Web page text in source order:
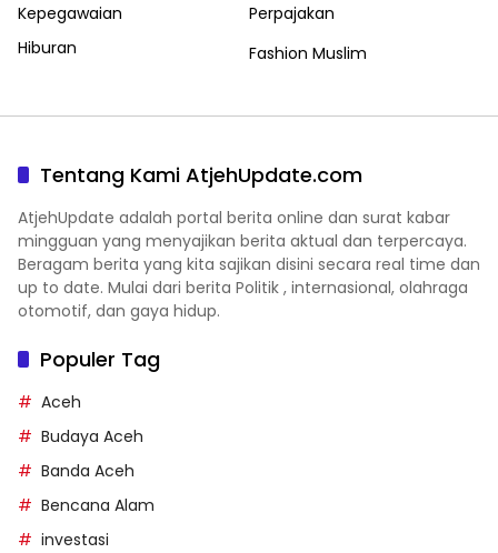
Kepegawaian
Perpajakan
Hiburan
Fashion Muslim
Tentang Kami AtjehUpdate.com
AtjehUpdate adalah portal berita online dan surat kabar
mingguan yang menyajikan berita aktual dan terpercaya.
Beragam berita yang kita sajikan disini secara real time dan
up to date. Mulai dari berita Politik , internasional, olahraga
otomotif, dan gaya hidup.
Populer Tag
Aceh
Budaya Aceh
Banda Aceh
Bencana Alam
investasi